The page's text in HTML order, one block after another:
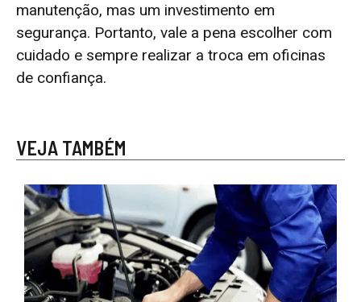
manutenção, mas um investimento em
segurança. Portanto, vale a pena escolher com
cuidado e sempre realizar a troca em oficinas
de confiança.
VEJA TAMBÉM